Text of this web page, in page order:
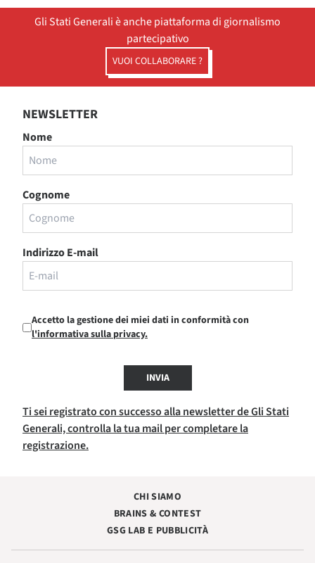
Gli Stati Generali è anche piattaforma di giornalismo
partecipativo
VUOI COLLABORARE ?
NEWSLETTER
Nome
Cognome
Indirizzo E-mail
Accetto la gestione dei miei dati in conformità con
l'informativa sulla privacy.
INVIA
Ti sei registrato con successo alla newsletter de Gli Stati
Generali, controlla la tua mail per completare la
registrazione.
CHI SIAMO
BRAINS & CONTEST
GSG LAB E PUBBLICITÀ